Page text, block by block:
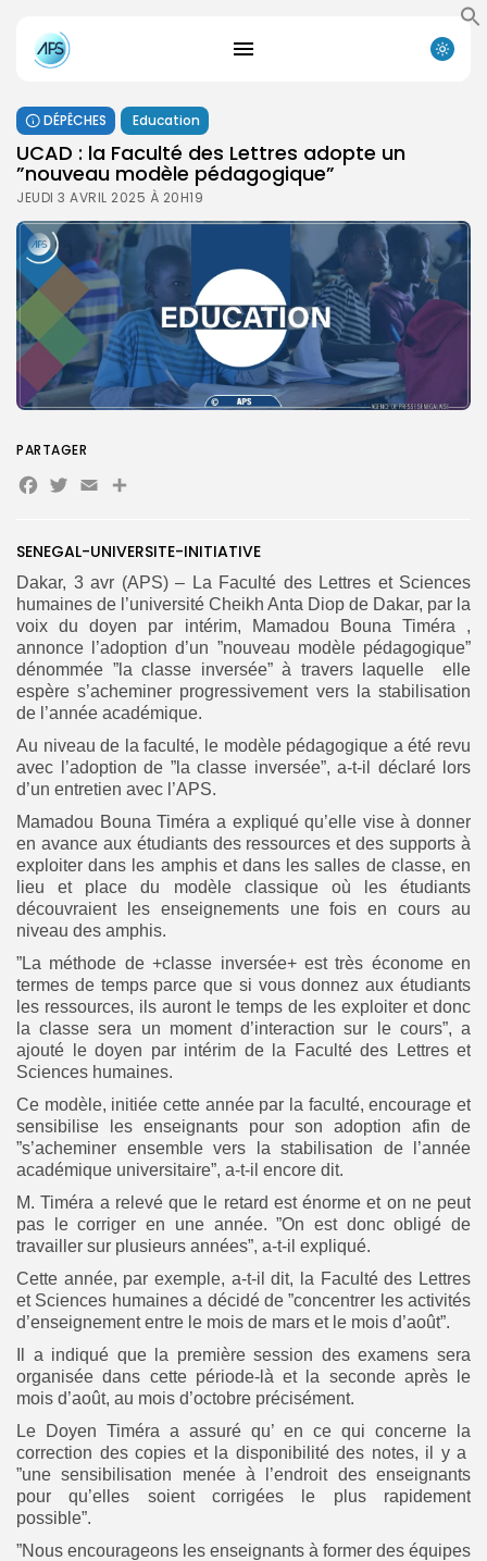
Search
for:
Search
Button
FR
DÉPÊCHES Education
UCAD : la Faculté des Lettres adopte un
”nouveau modèle pédagogique”
JEUDI 3 AVRIL 2025 À 20H19
SENEGAL-UNIVERSITE-INITIATIVE
Dakar, 3 avr (APS) – La Faculté des Lettres et Sciences
humaines de l’université Cheikh Anta Diop de Dakar, par la
voix du doyen par intérim, Mamadou Bouna Timéra ,
annonce l’adoption d’un ”nouveau modèle pédagogique”
dénommée ”la classe inversée” à travers laquelle elle
espère s’acheminer progressivement vers la stabilisation
de l’année académique.
Au niveau de la faculté, le modèle pédagogique a été revu
avec l’adoption de ”la classe inversée”, a-t-il déclaré lors
d’un entretien avec l’APS.
Mamadou Bouna Timéra a expliqué qu’elle vise à donner
en avance aux étudiants des ressources et des supports à
exploiter dans les amphis et dans les salles de classe, en
lieu et place du modèle classique où les étudiants
découvraient les enseignements une fois en cours au
niveau des amphis.
”La méthode de +classe inversée+ est très économe en
termes de temps parce que si vous donnez aux étudiants
les ressources, ils auront le temps de les exploiter et donc
la classe sera un moment d’interaction sur le cours”, a
ajouté le doyen par intérim de la Faculté des Lettres et
Sciences humaines.
Ce modèle, initiée cette année par la faculté, encourage et
sensibilise les enseignants pour son adoption afin de
”s’acheminer ensemble vers la stabilisation de l’année
académique universitaire”, a-t-il encore dit.
M. Timéra a relevé que le retard est énorme et on ne peut
pas le corriger en une année. ”On est donc obligé de
travailler sur plusieurs années”, a-t-il expliqué.
Cette année, par exemple, a-t-il dit, la Faculté des Lettres
et Sciences humaines a décidé de ”concentrer les activités
d’enseignement entre le mois de mars et le mois d’août”.
Il a indiqué que la première session des examens sera
organisée dans cette période-là et la seconde après le
mois d’août, au mois d’octobre précisément.
Le Doyen Timéra a assuré qu’ en ce qui concerne la
correction des copies et la disponibilité des notes, il y a
”une sensibilisation menée à l’endroit des enseignants
pour qu’elles soient corrigées le plus rapidement
possible”.
”Nous encourageons les enseignants à former des équipes
PARTAGER
Facebook
Twitter
EmailPartager